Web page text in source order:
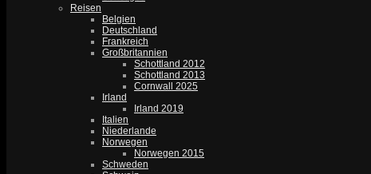
Reisen
Belgien
Deutschland
Frankreich
Großbritannien
Schottland 2012
Schottland 2013
Cornwall 2025
Irland
Irland 2019
Italien
Niederlande
Norwegen
Norwegen 2015
Schweden